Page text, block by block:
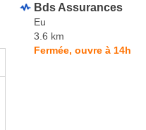
Bds Assurances
Eu
3.6 km
Fermée, ouvre à 14h